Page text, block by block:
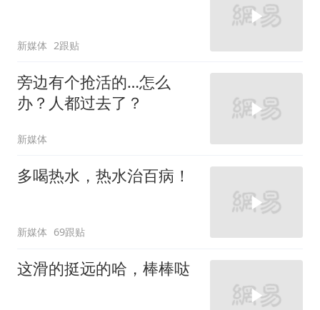
新媒体 2跟贴
旁边有个抢活的…怎么
办？人都过去了？
新媒体
多喝热水，热水治百病！
新媒体 69跟贴
这滑的挺远的哈，棒棒哒